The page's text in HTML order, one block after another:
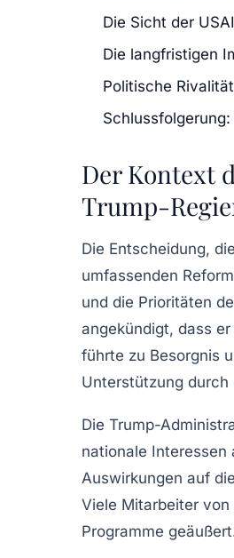
Die Sicht der
Die langfristigen
Politische
Der Kontext
Trump-
Die Entscheidung,
umfassenden
und die Prioritäten
angekündigt, dass er
führte zu Besorgnis
Unterstützung durch
Die Trump-
nationale
Auswirkungen auf
Viele Mitarbeiter
Programme